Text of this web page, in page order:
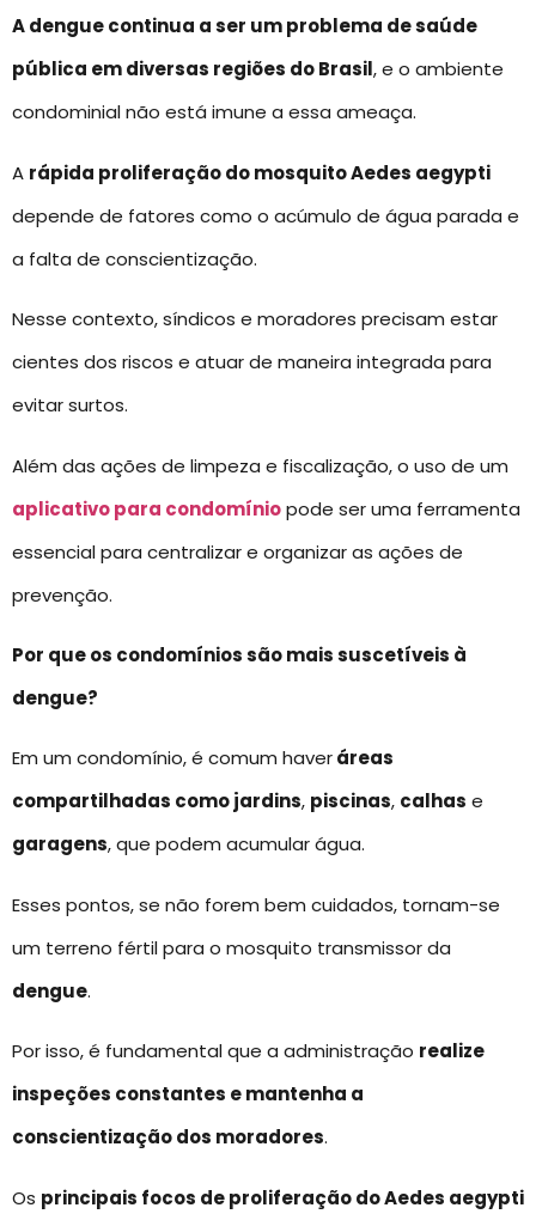
A dengue continua a ser um problema de saúde
pública em diversas regiões do Brasil, e o ambiente
condominial não está imune a essa ameaça.
A rápida proliferação do mosquito Aedes aegypti
depende de fatores como o acúmulo de água parada e
a falta de conscientização.
Nesse contexto, síndicos e moradores precisam estar
cientes dos riscos e atuar de maneira integrada para
evitar surtos.
Além das ações de limpeza e fiscalização, o uso de um
aplicativo para condomíniopode ser uma ferramenta
essencial para centralizar e organizar as ações de
prevenção.
Por que os condomínios são mais suscetíveis à
dengue?
Em um condomínio, é comum haveráreas
compartilhadas como jardins, piscinas, calhas e
garagens, que podem acumular água.
Esses pontos, se não forem bem cuidados, tornam-se
um terreno fértil para o mosquito transmissor da
dengue.
Por isso, é fundamental que a administração realize
inspeções constantes e mantenha a
conscientização dos moradores.
Os principais focos de proliferação do Aedes aegypti